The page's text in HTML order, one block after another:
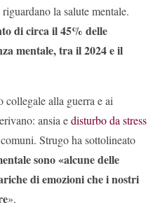
la salute mentale.
di circa il 45% delle
mentale, tra il 2024 e il
collegale alla guerra e ai
ansia edisturbo da stress
Strugo ha sottolineato
sono «alcune delle
di emozioni che i nostri
».